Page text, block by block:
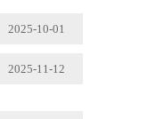
2025-10-01
2025-11-12